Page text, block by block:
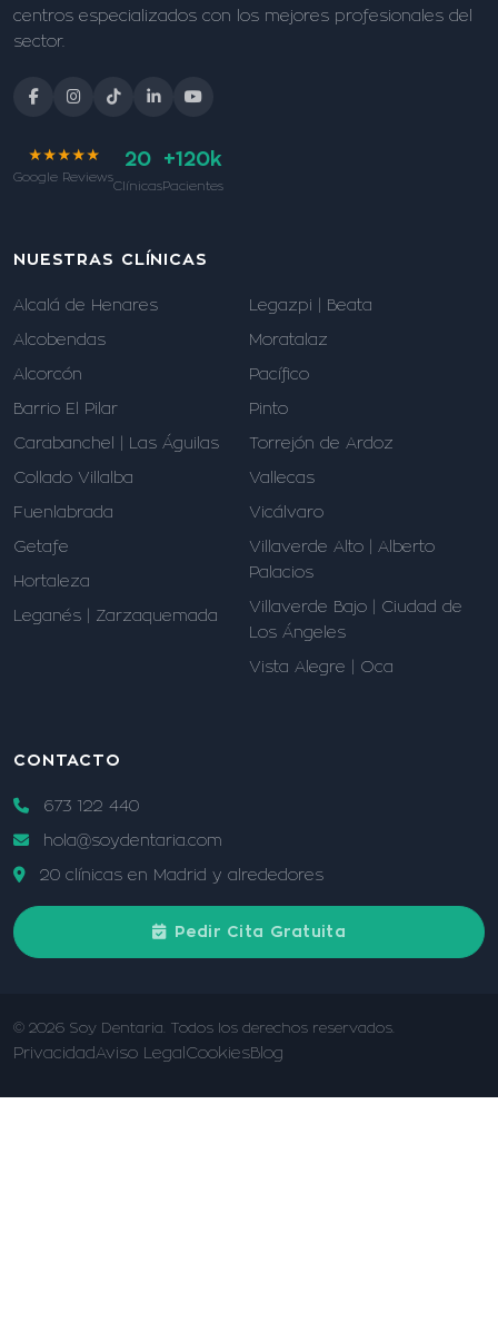
centros especializados con los mejores profesionales del
sector.
★★★★★
Google Reviews
20
Clínicas
+120k
Pacientes
NUESTRAS CLÍNICAS
Alcalá de Henares
Alcobendas
Alcorcón
Barrio El Pilar
Carabanchel | Las Águilas
Collado Villalba
Fuenlabrada
Getafe
Hortaleza
Leganés | Zarzaquemada
Legazpi | Beata
Moratalaz
Pacífico
Pinto
Torrejón de Ardoz
Vallecas
Vicálvaro
Villaverde Alto | Alberto
Palacios
Villaverde Bajo | Ciudad de
Los Ángeles
Vista Alegre | Oca
CONTACTO
673 122 440
hola@soydentaria.com
20 clínicas en Madrid y alrededores
Pedir Cita Gratuita
© 2026 Soy Dentaria. Todos los derechos reservados.
Privacidad Aviso Legal CookiesBlog